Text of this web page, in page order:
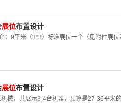
展位布置设计
：9平米（3*3）标准展位一个（见附件展
展位布置设计
械，共展示3-4台机器，预算是27-36平米的